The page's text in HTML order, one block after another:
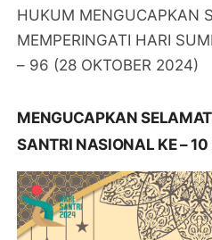
HUKUM MENGUCAPKAN
MEMPERINGATI HARI
– 96 (28 OKTOBER 2024)
MENGUCAPKAN
SANTRI NASIONAL KE –